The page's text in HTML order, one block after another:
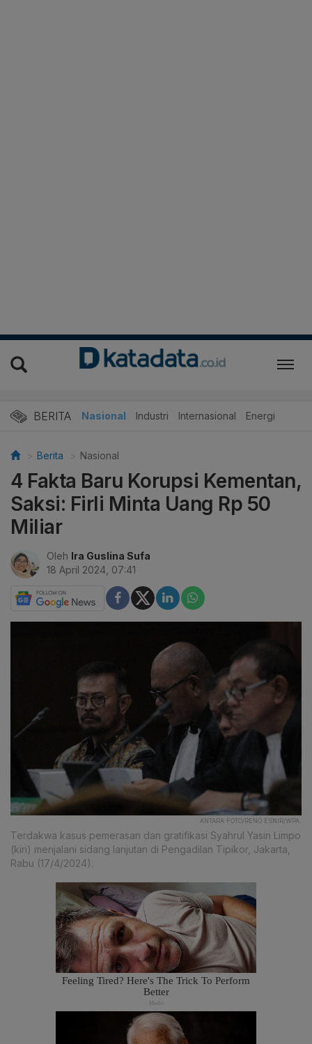
BERITA Nasional Industri Internasional Energi
Berita Nasional
4 Fakta Baru Korupsi Kementan,
Saksi: Firli Minta Uang Rp 50
Miliar
Oleh Ira Guslina Sufa
18 April 2024, 07:41
ANTARA FOTO/RENO ESNIR/WPA.
Terdakwa kasus pemerasan dan gratifikasi Syahrul Yasin Limpo
(kiri) menjalani sidang lanjutan di Pengadilan Tipikor, Jakarta,
Rabu (17/4/2024).